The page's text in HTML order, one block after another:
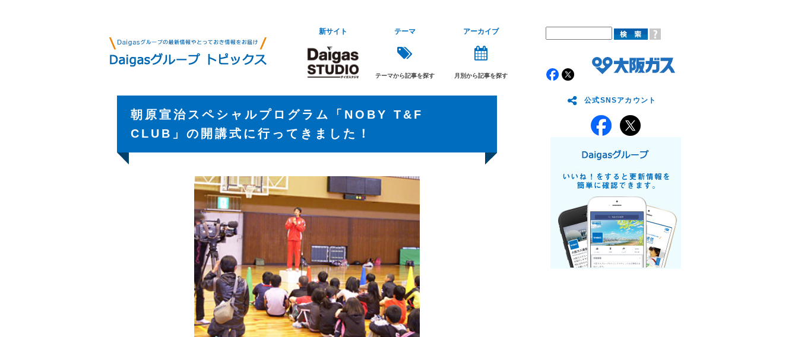
新サイト テーマ
テーマから記事を探す
アーカイブ
月別から記事を探す
朝原宣治スペシャルプログラム「NOBY T&F
CLUB」の開講式に行ってきました！
公式SNSアカウント